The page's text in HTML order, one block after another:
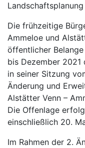
Die frühzeitige
Ammeloe und
öffentlicher
bis Dezember
in seiner Sitzung
Änderung und
Alstätter Venn –
Die Offenlage
einschließlich 20.
Im Rahmen der 2.